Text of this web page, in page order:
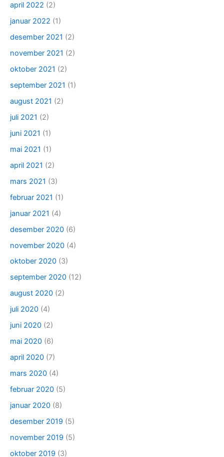
april 2022 (2)
januar 2022 (1)
desember 2021 (2)
november 2021 (2)
oktober 2021 (2)
september 2021 (1)
august 2021 (2)
juli 2021 (2)
juni 2021 (1)
mai 2021 (1)
april 2021 (2)
mars 2021 (3)
februar 2021 (1)
januar 2021 (4)
desember 2020 (6)
november 2020 (4)
oktober 2020 (3)
september 2020 (12)
august 2020 (2)
juli 2020 (4)
juni 2020 (2)
mai 2020 (6)
april 2020 (7)
mars 2020 (4)
februar 2020 (5)
januar 2020 (8)
desember 2019 (5)
november 2019 (5)
oktober 2019 (3)